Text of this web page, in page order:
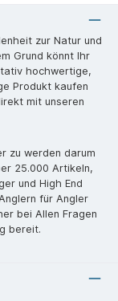
zur Natur und
Grund könnt Ihr
hochwertige,
Produkt kaufen
mit unseren
zu werden darum
25.000 Artikeln,
und High End
für Angler
bei Allen Fragen
bereit.